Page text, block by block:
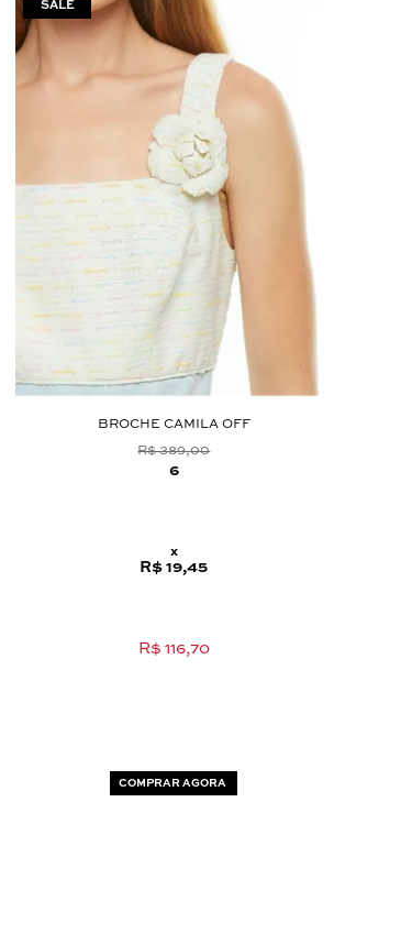
BROCHE CAMILA OFF
R$ 389,00
6
x
R$ 19,45
R$ 116,70
COMPRAR AGORA